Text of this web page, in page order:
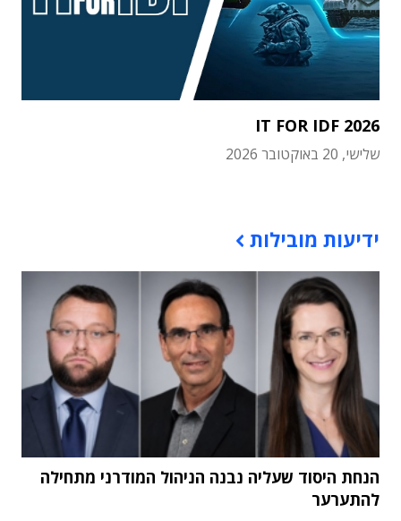
IT FOR IDF 2026
שלישי, 20 באוקטובר 2026
ידיעות מובילות
הנחת היסוד שעליה נבנה הניהול המודרני מתחילה
להתערער